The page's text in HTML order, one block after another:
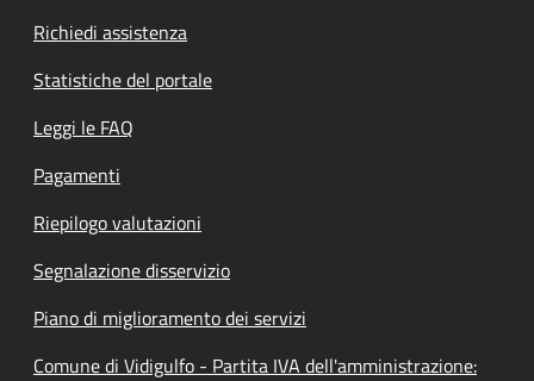
Richiedi assistenza
Statistiche del portale
Leggi le FAQ
Pagamenti
Riepilogo valutazioni
Segnalazione disservizio
Piano di miglioramento dei servizi
Comune di Vidigulfo - Partita IVA dell'amministrazione: